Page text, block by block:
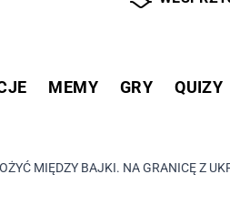
MEMY GRY QUIZY
MIĘDZY BAJKI. NA GRANICĘ Z